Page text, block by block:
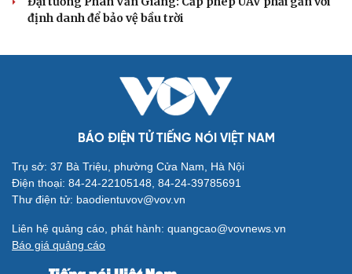
bản
Cho ngân hàng quản lý tài sản bảo đảm trái phiếu: Cần
Đại biểu Quốc hội: Trao quyền lớn cho Petrovietnam